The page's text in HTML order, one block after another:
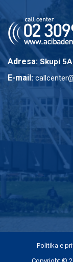
Adresa: Skupi
E-mail:
Politika e